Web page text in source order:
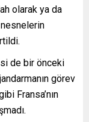
olarak ya da
de bir önceki
görev
Fransa’nın